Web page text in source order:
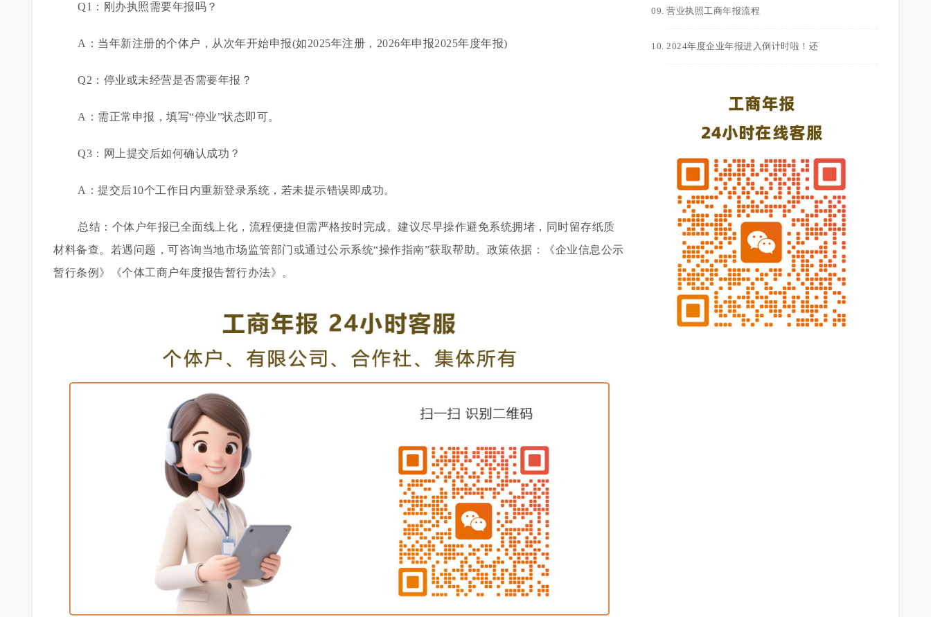
Q1：刚办执照需要年报吗？
A：当年新注册的个体户，从次年开始申报(如2025年注册，2026年申报2025年度年报)
Q2：停业或未经营是否需要年报？
A：需正常申报，填写“停业”状态即可。
Q3：网上提交后如何确认成功？
A：提交后10个工作日内重新登录系统，若未提示错误即成功。
总结：个体户年报已全面线上化，流程便捷但需严格按时完成。建议尽早操作避免系统拥堵，同时留存纸质
材料备查。若遇问题，可咨询当地市场监管部门或通过公示系统“操作指南”获取帮助。政策依据：《企业信息公示
暂行条例》《个体工商户年度报告暂行办法》。
营业执照工商年报流程
2024年度企业年报进入倒计时啦！还